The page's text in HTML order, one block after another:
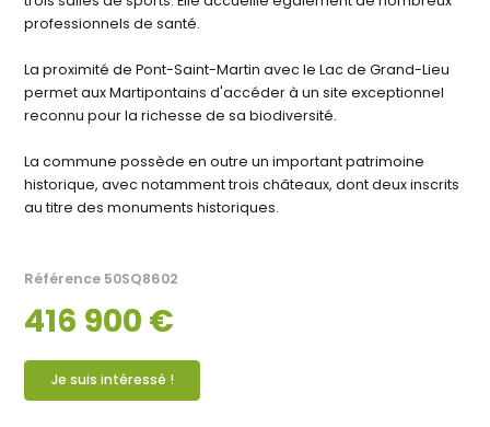
professionnels de santé.
La proximité de Pont-Saint-Martin avec le Lac de Grand-Lieu
permet aux Martipontains d'accéder à un site exceptionnel
reconnu pour la richesse de sa biodiversité.
La commune possède en outre un important patrimoine
historique, avec notamment trois châteaux, dont deux inscrits
au titre des monuments historiques.
416 900 €
Référence 50SQ8602
Je suis intéressé !